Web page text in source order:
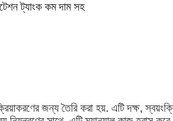
ট্যাংক কম দাম সহ
জন্য তৈরি করা হয়. এটি দক্ষ,